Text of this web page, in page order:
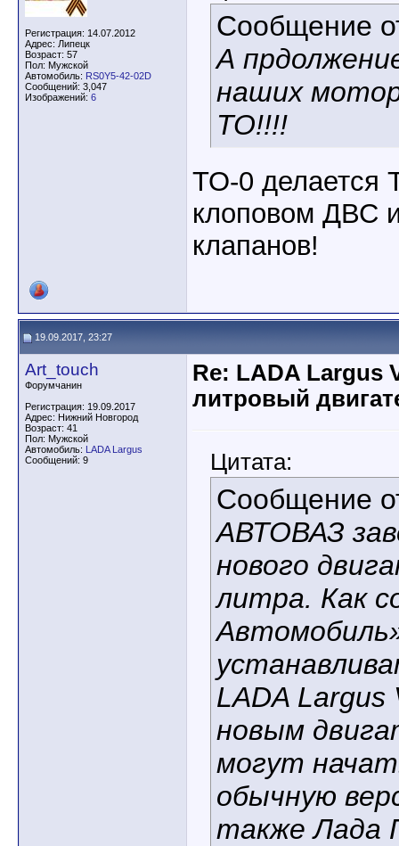
Регистрация: 14.07.2012
Адрес: Липецк
Возраст: 57
Пол: Мужской
Автомобиль: RS0Y5-42-02D
Сообщений: 3,047
Изображений: 6
Сообщение
А
наших
ТО!!!!
ТО-0
клоповом ДВС
клапанов!
19.09.2017, 23:27
Art_touch
Форумчанин
Регистрация: 19.09.2017
Адрес: Нижний Новгород
Возраст: 41
Пол: Мужской
Автомобиль: LADA Largus
Сообщений: 9
Re: LADA Largus
литровый
Цитата:
Сообщение
АВТОВАЗ
нового
литра. Как
LADA
новым
могут
обычную
также Лада